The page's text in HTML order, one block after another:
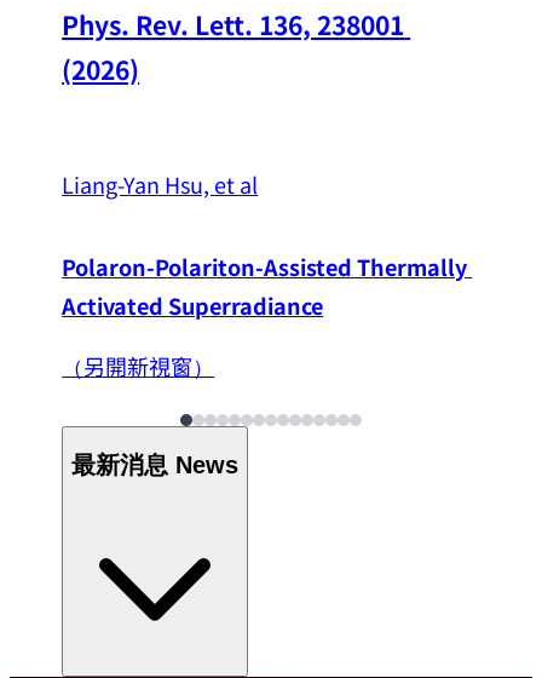
Phys. Rev. Lett. 136, 238001
(2026)
Liang-Yan Hsu, et al
Polaron-Polariton-Assisted Thermally
Activated Superradiance
（另開新視窗）
最新消息 News